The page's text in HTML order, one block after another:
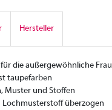
Hersteller
die außergewöhnliche Frau
taupefarben
Muster und Stoffen
Lochmusterstoff überzogen